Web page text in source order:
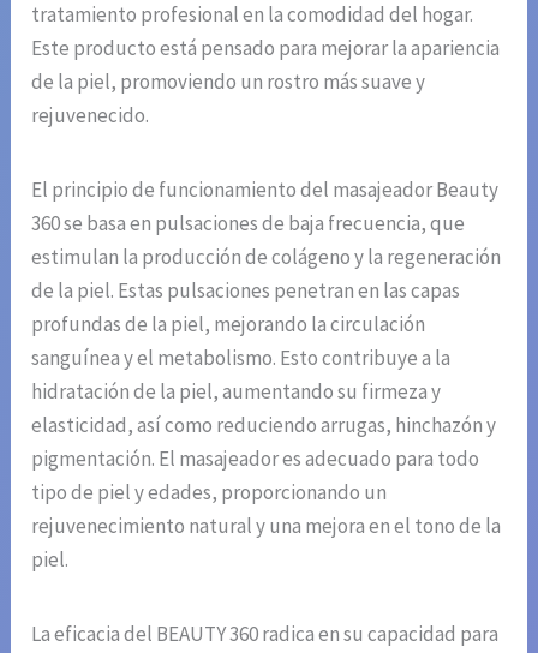
tratamiento profesional en la comodidad del hogar.
Este producto está pensado para mejorar la apariencia
de la piel, promoviendo un rostro más suave y
rejuvenecido.
El principio de funcionamiento del masajeador Beauty
360 se basa en pulsaciones de baja frecuencia, que
estimulan la producción de colágeno y la regeneración
de la piel. Estas pulsaciones penetran en las capas
profundas de la piel, mejorando la circulación
sanguínea y el metabolismo. Esto contribuye a la
hidratación de la piel, aumentando su firmeza y
elasticidad, así como reduciendo arrugas, hinchazón y
pigmentación. El masajeador es adecuado para todo
tipo de piel y edades, proporcionando un
rejuvenecimiento natural y una mejora en el tono de la
piel.
La eficacia del BEAUTY 360 radica en su capacidad para